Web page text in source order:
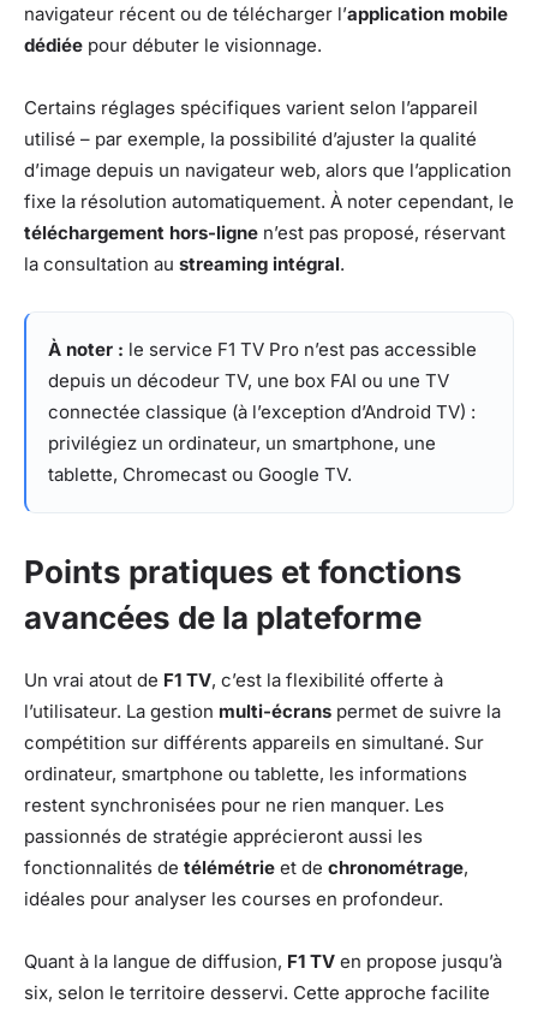
navigateur récent ou de télécharger l’application mobile
dédiée pour débuter le visionnage.
Certains réglages spécifiques varient selon l’appareil
utilisé – par exemple, la possibilité d’ajuster la qualité
d’image depuis un navigateur web, alors que l’application
fixe la résolution automatiquement. À noter cependant, le
téléchargement hors-ligne n’est pas proposé, réservant
la consultation au streaming intégral.
À noter : le service F1 TV Pro n’est pas accessible
depuis un décodeur TV, une box FAI ou une TV
connectée classique (à l’exception d’Android TV) :
privilégiez un ordinateur, un smartphone, une
tablette, Chromecast ou Google TV.
Points pratiques et fonctions
avancées de la plateforme
Un vrai atout de F1 TV, c’est la flexibilité offerte à
l’utilisateur. La gestion multi-écrans permet de suivre la
compétition sur différents appareils en simultané. Sur
ordinateur, smartphone ou tablette, les informations
restent synchronisées pour ne rien manquer. Les
passionnés de stratégie apprécieront aussi les
fonctionnalités de télémétrie et de chronométrage,
idéales pour analyser les courses en profondeur.
Quant à la langue de diffusion, F1 TV en propose jusqu’à
six, selon le territoire desservi. Cette approche facilite